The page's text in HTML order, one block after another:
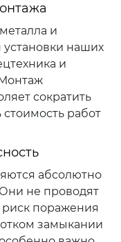
и
установки наших
и
сократить
стоимость работ
абсолютно
не проводят
риск поражения
замыкании